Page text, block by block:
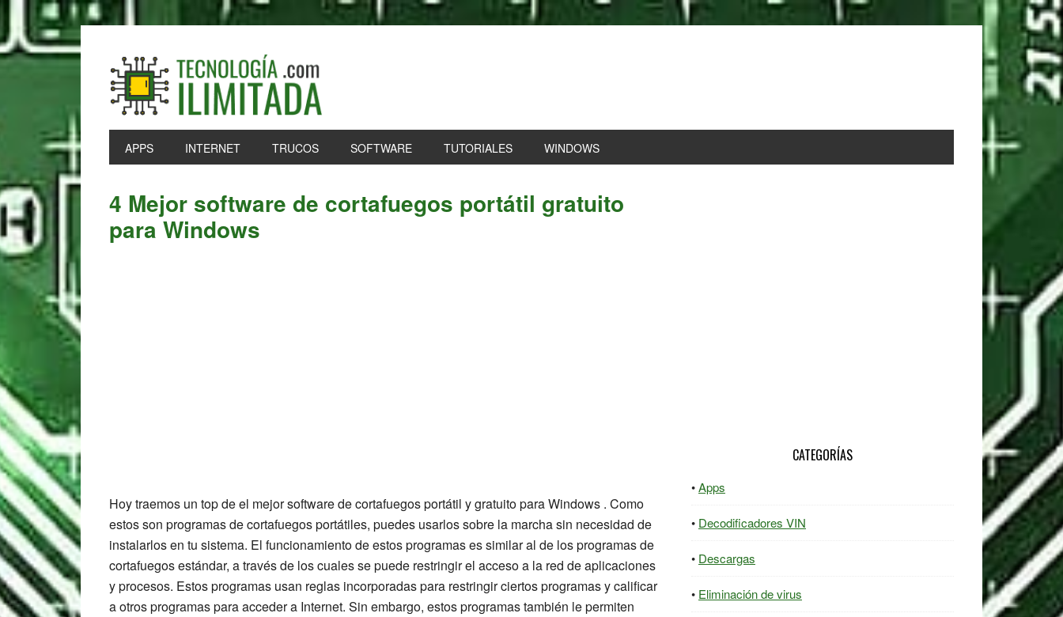
Skip
to
primary
Skip
to
main
Skip
to
primary
Skip
to
footer
APPS INTERNET TRUCOS SOFTWARE TUTORIALES WINDOWS
4 Mejor software de cortafuegos portátil gratuito
para Windows
Hoy traemos un top de el mejor software de cortafuegos portátil y gratuito para Windows . Como
estos son programas de cortafuegos portátiles, puedes usarlos sobre la marcha sin necesidad de
instalarlos en tu sistema. El funcionamiento de estos programas es similar al de los programas de
cortafuegos estándar, a través de los cuales se puede restringir el acceso a la red de aplicaciones
y procesos. Estos programas usan reglas incorporadas para restringir ciertos programas y calificar
a otros programas para acceder a Internet. Sin embargo, estos programas también le permiten
CATEGORÍAS
Apps
Decodificadores VIN
Descargas
Eliminación de virus